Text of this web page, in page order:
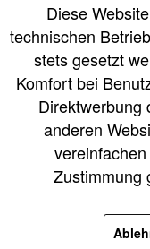
Diese
technischen
stets gesetzt
Komfort bei
Direktwerbung
anderen
Zustimmung